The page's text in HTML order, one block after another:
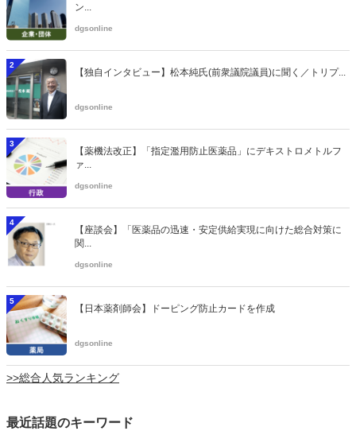
ン...
dgsonline
2
【独自インタビュー】松本純氏(前衆議院議員)に聞く／トリプ...
dgsonline
3
【薬機法改正】「指定濫用防止医薬品」にデキストロメトルフ
ァ...
dgsonline
4
【座談会】「医薬品の迅速・安定供給実現に向けた総合対策に
関...
dgsonline
5
【日本薬剤師会】ドーピング防止カードを作成
dgsonline
>>総合人気ランキング
最近話題のキーワード